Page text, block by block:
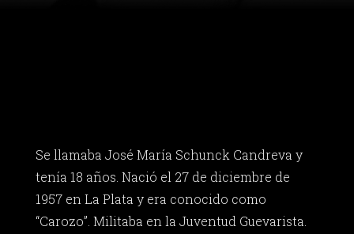
Se llamaba José María Schunck Candreva y
tenía 18 años. Nació el 27 de diciembre de
1957 en La Plata y era conocido como
“Carozo”. Militaba en la Juventud Guevarista.